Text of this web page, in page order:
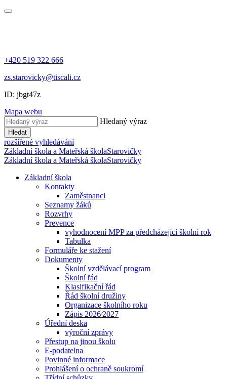
+420 519 322 666
zs.starovicky@tiscali.cz
ID: jbgt47z
Mapa webu
Hledaný výraz
Hledat
rozšířené vyhledávání
Základní škola a Mateřská školaStarovičky
Základní škola a Mateřská školaStarovičky
Základní škola
Kontakty
Zaměstnanci
Seznamy žáků
Rozvrhy
Prevence
vyhodnocení MPP za předcházející školní rok
Tabulka
Formuláře ke stažení
Dokumenty
Školní vzdělávací program
Školní řád
Klasifikační řád
Řád školní družiny
Organizace školního roku
Zápis 2026⁄2027
Úřední deska
výroční zprávy
Přestup na jinou školu
E-podatelna
Povinné informace
Prohlášení o ochraně soukromí